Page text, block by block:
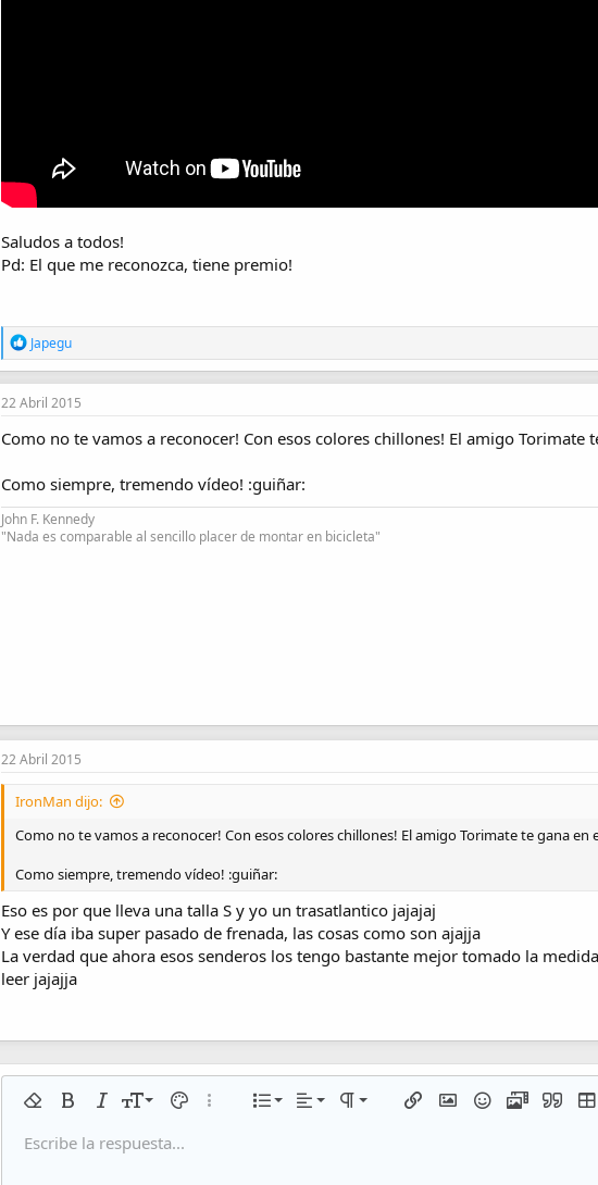
Saludos a todos!
Pd: El que me reconozca, tiene premio!
R
e
a
c
c
o
e
:
Japegu
22 Abril 2015
Como no te vamos a reconocer! Con esos colores chillones! El amigo Torimate
Como siempre, tremendo vídeo! :guiñar:
John F. Kennedy
"Nada es comparable al sencillo placer de montar en bicicleta"
22 Abril 2015
IronMan dijo:
Como no te vamos a reconocer! Con esos colores chillones! El amigo Torimate te gana en
Como siempre, tremendo vídeo! :guiñar:
Eso es por que lleva una talla S y yo un trasatlantico jajajaj
Y ese día iba super pasado de frenada, las cosas como son ajajja
La verdad que ahora esos senderos los tengo bastante mejor tomado la
leer jajajja
Eliminar formato
NegritaCursivaTamaño del texto
9
10
Color de texto
Más opciones…
Lista
Lista numerada
Alineamiento
Alineación izquierda
Paragraph format
Normal Insertar enlace
Insertar imagen
Emoticonos
Multimedia
Citar
Fuente Arial
TachadoSubrayadoCódigo en línea
Inline spoiler
Insert horizontal line
SpoilerCódigo
Escribe la respuesta...